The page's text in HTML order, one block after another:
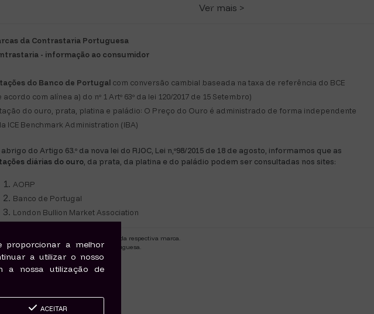
Ver mais >
da Contrastaria Portuguesa
- informação ao consumidor
do Banco de Portugal com conversão cambial baseada na taxa de referência do BCE
acordo com alínea a) do nº 1 Artº 63º da lei 120/2017 de 15 Setembro)
do ouro, prata, platina e paládio: O Preço do Ouro é administrado de forma independente
ICE Benchmark Administration (IBA)
abrigo do Artigo 63.º da nova lei do RJOC, Lei n,º98/2015 de 18 de agosto, informamos que as
diárias do ouro , da prata, da platina e do paládio podem ser consultadas nos sites:
AORP
Banco de Portugal
London Bullion Market Association
e com Garantia de Autenticidade da respectiva marca.
em conformidade com a legislação portuguesa.
de Ourivesaria-Site T9784
bywindbyinternet
proporcionar a melhor
a utilizar o nosso
a nossa utilização de
ACEITAR